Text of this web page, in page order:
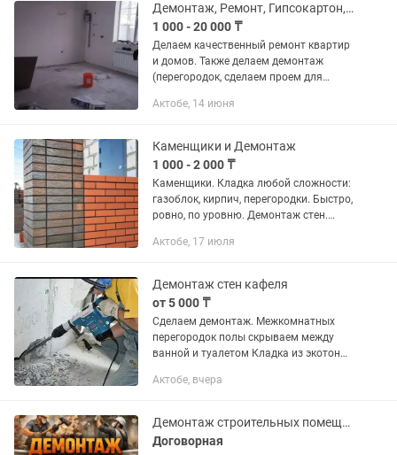
Демонтаж, Ремонт, Гипсокартон, Стяжка, Штукатурка
1 000 - 20 000 ₸
Делаем качественный ремонт квартир
и домов. Также делаем демонтаж
(перегородок, сделаем проем для
тазалап беремиз. Штукатурка под маяк
Актобе, 14 июня
Каменщики и Демонтаж
1 000 - 2 000 ₸
Каменщики. Кладка любой сложности:
газоблок, кирпич, перегородки. Быстро,
ровно, по уровню. Демонтаж стен.
повреждений. Вывоз мусора.
Актобе, 17 июля
Демонтаж стен кафеля
от 5 000 ₸
Сделаем демонтаж. Межкомнатных
перегородок полы скрываем между
ванной и туалетом Кладка из экотон
Демонтаж кафеля цена зависит от
снос...
Актобе, вчера
Демонтаж строительных помещений, стен, кафель
Договорная